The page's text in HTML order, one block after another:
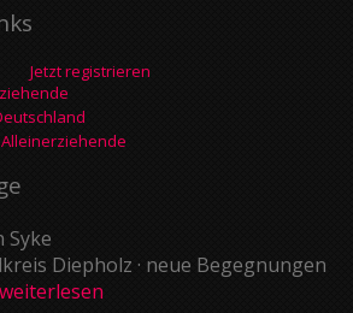
Jetzt registrieren
Syke
Diepholz · neue Begegnungen
weiterlesen